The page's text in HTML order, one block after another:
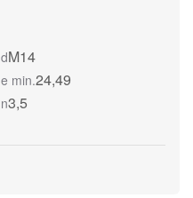
dM14
e min.24,49
n3,5